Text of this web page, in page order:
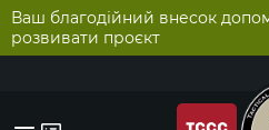
Ваш благодійний внесок
розвивати проєкт